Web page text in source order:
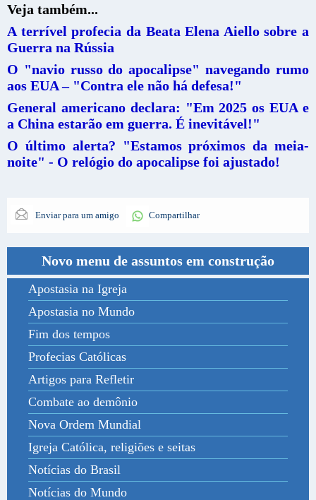
Veja também...
A terrível profecia da Beata Elena Aiello sobre a
Guerra na Rússia
O "navio russo do apocalipse" navegando rumo
aos EUA – "Contra ele não há defesa!"
General americano declara: "Em 2025 os EUA e
a China estarão em guerra. É inevitável!"
O último alerta? "Estamos próximos da meia-
noite" - O relógio do apocalipse foi ajustado!
Enviar para um amigo Compartilhar
Novo menu de assuntos em construção
Apostasia na Igreja
Apostasia no Mundo
Fim dos tempos
Profecias Católicas
Artigos para Refletir
Combate ao demônio
Nova Ordem Mundial
Igreja Católica, religiões e seitas
Notícias do Brasil
Notícias do Mundo